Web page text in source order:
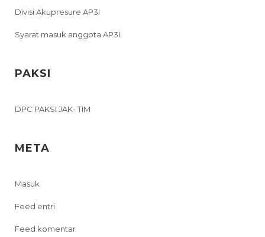
Divisi Akupresure AP3I
Syarat masuk anggota AP3I
PAKSI
DPC PAKSI JAK- TIM
META
Masuk
Feed entri
Feed komentar